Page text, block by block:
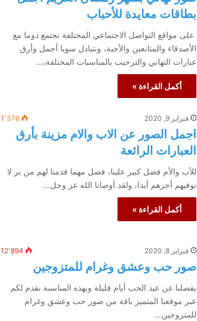
بطاقات معايدة للأحباب
على مواقع التواصل الاجتماعي المختلفة نجتمع دوما مع
الأصدقاء والمتابعين والأحبة، ونتبادل سويا أجمل وأرق
عبارات التهاني والترحيب بالمناسبات المختلفة،…
أكمل القراءة »
فبراير 9, 2020 1٬376
اجمل الصور عن الاب والام مزينة بأرق
العبارات الرائعة
للأب والأم فضل كبير علينا، فضل مهما قدمنا لهم من بر لا
نوفيهم أجرهم أبدا، ولقد أوصانا الله عز وجل…
أكمل القراءة »
فبراير 8, 2020 12٬894
صور حب وعشق وغرام للمتزوجين
يفصلنا عن عيد الحب أيام قليلة وبهذه المناسبة نقدم لكم
عبر موقعنا المتميز باقة من صور حب وعشق وغرام
للمتزوجين…